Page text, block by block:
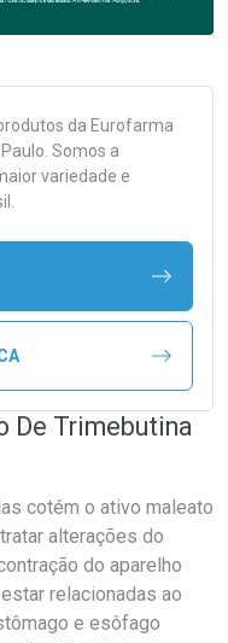
da Eurofarma
Somos a
variedade e
De Trimebutina
cotém o ativo maleato
alterações do
do aparelho
relacionadas ao
e esôfago